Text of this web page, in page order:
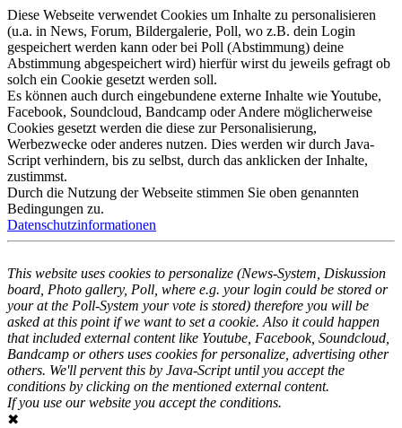
Diese Webseite verwendet Cookies um Inhalte zu personalisieren
(u.a. in News, Forum, Bildergalerie, Poll, wo z.B. dein Login
gespeichert werden kann oder bei Poll (Abstimmung) deine
Abstimmung abgespeichert wird) hierfür wirst du jeweils gefragt ob
solch ein Cookie gesetzt werden soll.
Es können auch durch eingebundene externe Inhalte wie Youtube,
Facebook, Soundcloud, Bandcamp oder Andere möglicherweise
Cookies gesetzt werden die diese zur Personalisierung,
Werbezwecke oder anderes nutzen. Dies werden wir durch Java-
Script verhindern, bis zu selbst, durch das anklicken der Inhalte,
zustimmst.
Durch die Nutzung der Webseite stimmen Sie oben genannten
Bedingungen zu.
Datenschutzinformationen
This website uses cookies to personalize (News-System, Diskussion
board, Photo gallery, Poll, where e.g. your login could be stored or
your at the Poll-System your vote is stored) therefore you will be
asked at this point if we want to set a cookie. Also it could happen
that included external content like Youtube, Facebook, Soundcloud,
Bandcamp or others uses cookies for personalize, advertising other
others. We'll pervent this by Java-Script until you accept the
conditions by clicking on the mentioned external content.
If you use our website you accept the conditions.
✖